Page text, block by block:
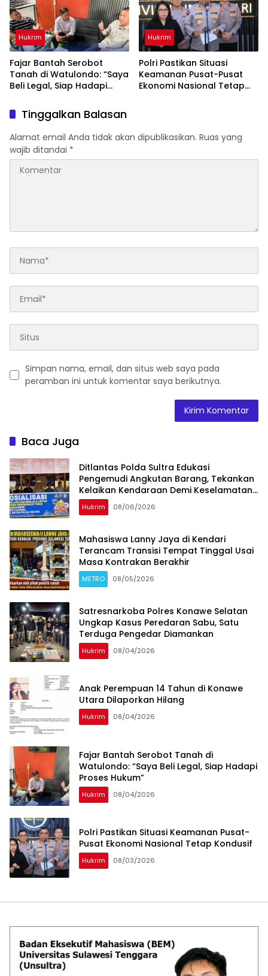
Hukrim
‎Fajar Bantah Serobot
Tanah di Watulondo: “Saya
Beli Legal, Siap Hadapi
Hukrim
Polri Pastikan Situasi
Keamanan Pusat-Pusat
Ekonomi Nasional Tetap
Tinggalkan Balasan
Alamat email Anda tidak akan dipublikasikan. Ruas yang
wajib ditandai *
Simpan nama, email, dan situs web saya pada
peramban ini untuk komentar saya berikutnya.
Baca Juga
Ditlantas Polda Sultra Edukasi
Pengemudi Angkutan Barang, Tekankan
Kelaikan Kendaraan Demi Keselamatan
Berlalu Lintas
Hukrim 08/06/2026
Mahasiswa Lanny Jaya di Kendari
Terancam Transisi Tempat Tinggal Usai
Masa Kontrakan Berakhir
METRO 08/05/2026
Satresnarkoba Polres Konawe Selatan
Ungkap Kasus Peredaran Sabu, Satu
Terduga Pengedar Diamankan
Hukrim 08/04/2026
Anak Perempuan 14 Tahun di Konawe
Utara Dilaporkan Hilang
Hukrim 08/04/2026
‎Fajar Bantah Serobot Tanah di
Watulondo: “Saya Beli Legal, Siap Hadapi
Proses Hukum”
Hukrim 08/04/2026
Polri Pastikan Situasi Keamanan Pusat-
Pusat Ekonomi Nasional Tetap Kondusif
Hukrim 08/03/2026